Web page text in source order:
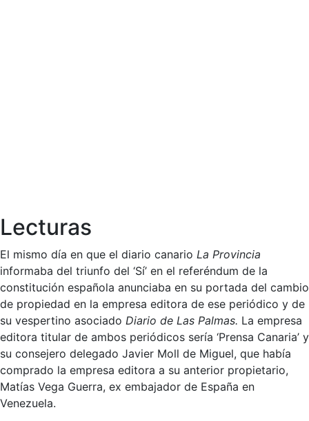
Lecturas
El mismo día en que el diario canario La Provincia
informaba del triunfo del ‘Sí’ en el referéndum de la
constitución española anunciaba en su portada del cambio
de propiedad en la empresa editora de ese periódico y de
su vespertino asociado Diario de Las Palmas. La empresa
editora titular de ambos periódicos sería ‘Prensa Canaria’ y
su consejero delegado Javier Moll de Miguel, que había
comprado la empresa editora a su anterior propietario,
Matías Vega Guerra, ex embajador de España en
Venezuela.